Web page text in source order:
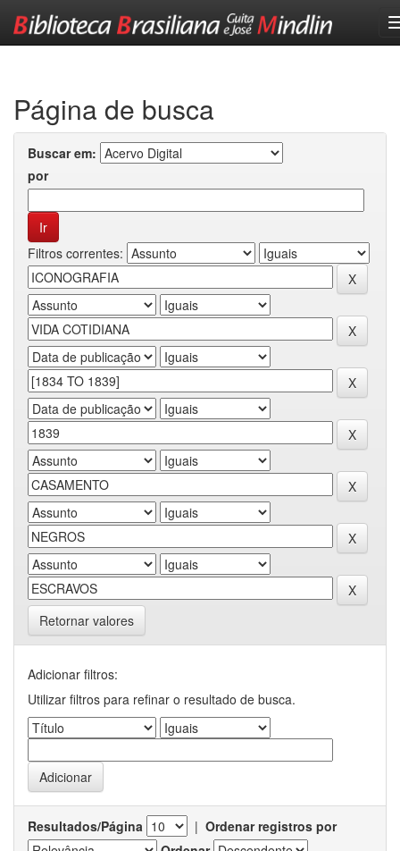
Página de busca
Buscar em:
por
Filtros correntes:
Retornar valores
Adicionar filtros:
Utilizar filtros para refinar o resultado de busca.
Resultados/Página | Ordenar registros por